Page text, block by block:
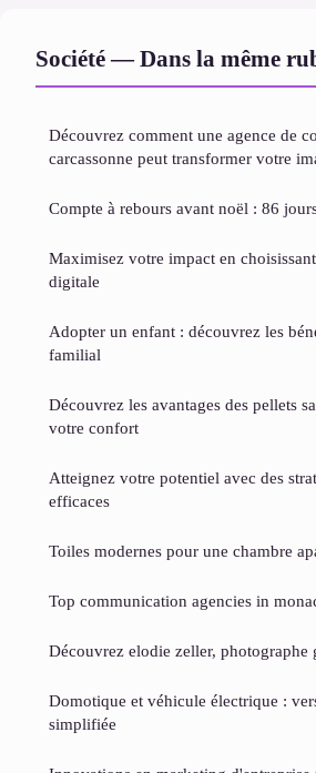
Société — Dans la même
Découvrez comment une agence de
carcassonne peut transformer votre
Compte à rebours avant noël : 86
Maximisez votre impact en
digitale
Adopter un enfant : découvrez les
familial
Découvrez les avantages des pellets
votre confort
Atteignez votre potentiel avec des
efficaces
Toiles modernes pour une chambre
Top communication agencies in
Découvrez elodie zeller, photographe
Domotique et véhicule électrique :
simplifiée